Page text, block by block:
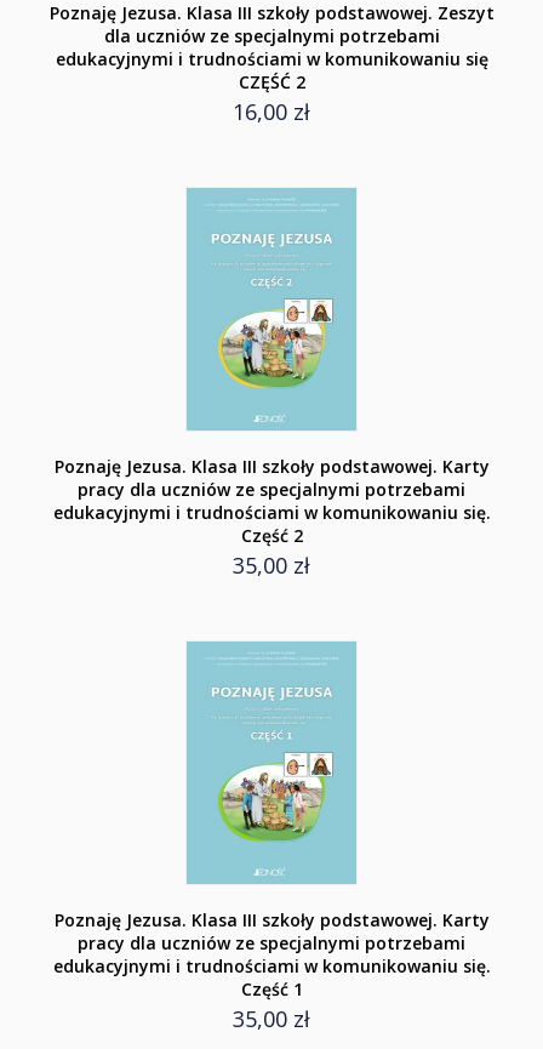
Poznaję Jezusa. Klasa III szkoły podstawowej. Zeszyt
dla uczniów ze specjalnymi potrzebami
edukacyjnymi i trudnościami w komunikowaniu się
CZĘŚĆ 2
16,00 zł
Poznaję Jezusa. Klasa III szkoły podstawowej. Karty
pracy dla uczniów ze specjalnymi potrzebami
edukacyjnymi i trudnościami w komunikowaniu się.
Część 2
35,00 zł
Poznaję Jezusa. Klasa III szkoły podstawowej. Karty
pracy dla uczniów ze specjalnymi potrzebami
edukacyjnymi i trudnościami w komunikowaniu się.
Część 1
35,00 zł